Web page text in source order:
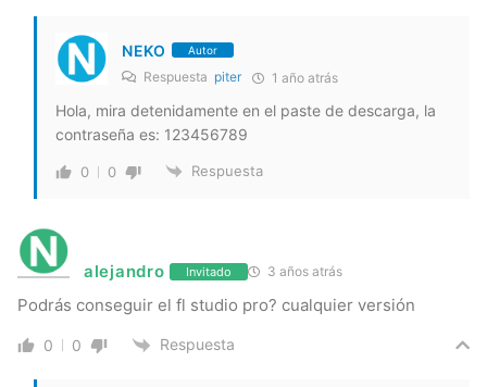
NEKO Autor
Respuesta piter 1 año atrás
Hola, mira detenidamente en el paste de descarga, la
contraseña es: 123456789
0 0 Respuesta
alejandro Invitado 3 años atrás
Podrás conseguir el fl studio pro? cualquier versión
0 0 Respuesta